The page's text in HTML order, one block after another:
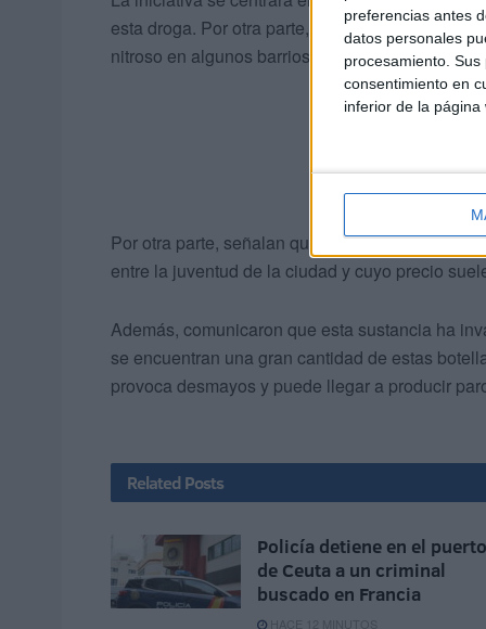
preferencias antes
datos personales
procesamiento.
consentimiento en
inferior de la página
esta droga. Por otra parte, señalaron que se
nitroso en algunos barrios de la ciudad”.
Por otra parte, señalan que el gas de la risa se
entre la juventud de la ciudad y cuyo precio
Además, comunicaron que esta sustancia ha
se encuentran una gran cantidad de estas
provoca desmayos y puede llegar a producir
Related Posts
Policía detiene en el puerto
de Ceuta a un criminal
buscado en Francia
HACE 12 MINUTOS